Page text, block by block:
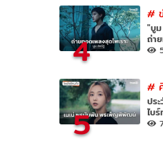
4
#
"บูม
ถ่า
5
#
ปร
ไบ